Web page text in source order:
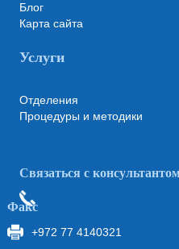
Блог
Карта сайта
Услуги
Отделения
Процедуры и методики
Связаться с
Факс
+972 77 4140321